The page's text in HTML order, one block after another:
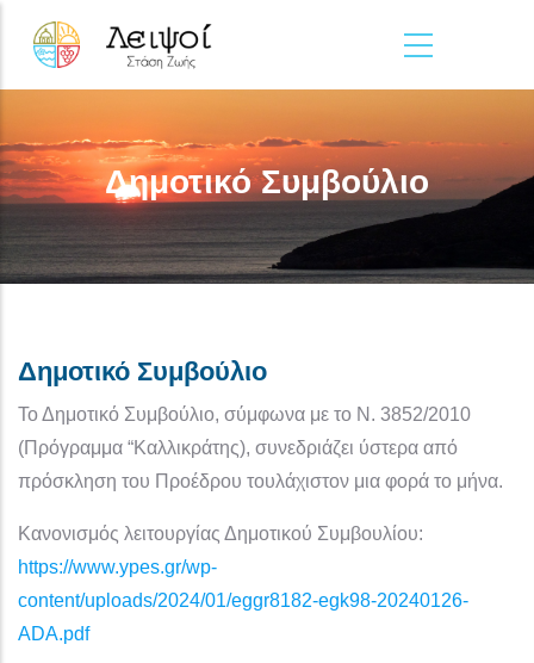
Δημοτικό Συμβούλιο
Δημοτικό Συμβούλιο
Το Δημοτικό Συμβούλιο, σύμφωνα με το Ν. 3852/2010
(Πρόγραμμα “Καλλικράτης), συνεδριάζει ύστερα από
πρόσκληση του Προέδρου τουλάχιστον μια φορά το μήνα.
Κανονισμός λειτουργίας Δημοτικού Συμβουλίου:
https://www.ypes.gr/wp-
content/uploads/2024/01/eggr8182-egk98-20240126-
ADA.pdf